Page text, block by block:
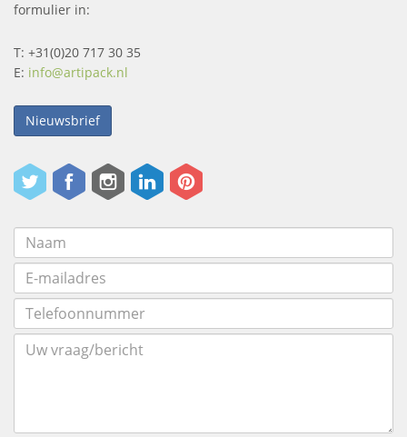
formulier in:
T: +31(0)20 717 30 35
E: info@artipack.nl
Nieuwsbrief